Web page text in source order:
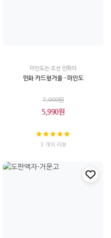
미인도는 조선 민화의
민화 카드형거울 - 미인도
7,000원
5,990원
3 개의 리뷰